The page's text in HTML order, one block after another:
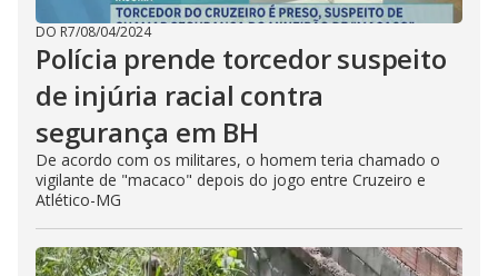
DO R7/08/04/2024
Polícia prende torcedor suspeito
de injúria racial contra
segurança em BH
De acordo com os militares, o homem teria chamado o
vigilante de "macaco" depois do jogo entre Cruzeiro e
Atlético-MG